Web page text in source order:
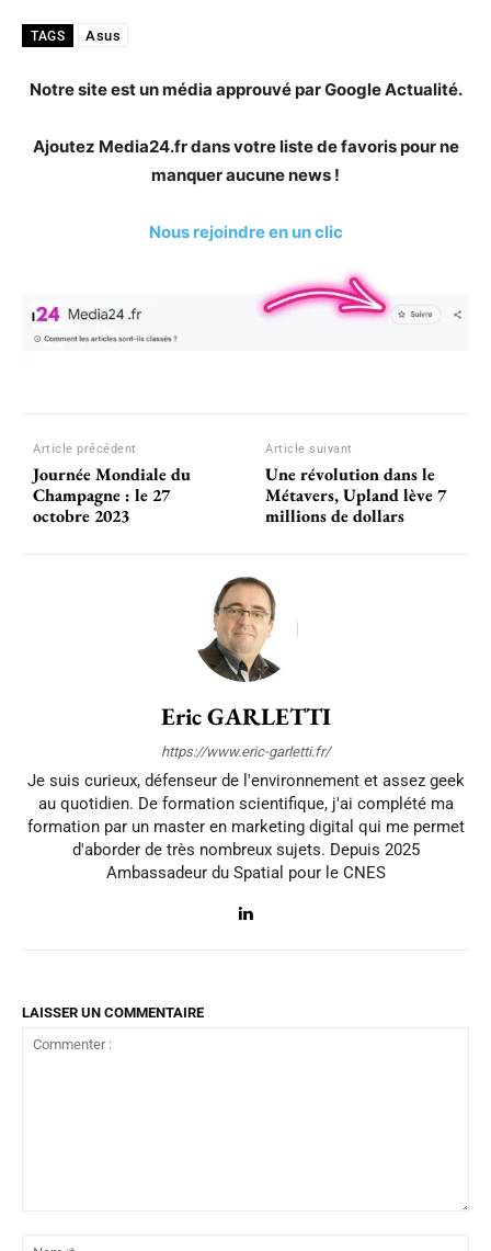
TAGS Asus
Notre site est un média approuvé par Google Actualité.
Ajoutez Media24.fr dans votre liste de favoris pour ne
manquer aucune news !
Nous rejoindre en un clic
Article précédent
Journée Mondiale du
Champagne : le 27
octobre 2023
Article suivant
Une révolution dans le
Métavers, Upland lève 7
millions de dollars
Eric GARLETTI
https://www.eric-garletti.fr/
Je suis curieux, défenseur de l'environnement et assez geek
au quotidien. De formation scientifique, j'ai complété ma
formation par un master en marketing digital qui me permet
d'aborder de très nombreux sujets. Depuis 2025
Ambassadeur du Spatial pour le CNES
LAISSER UN COMMENTAIRE